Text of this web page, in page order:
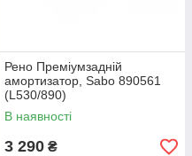
Рено Преміумзадній
амортизатор, Sabo 890561
(L530/890)
В наявності
3 290 ₴